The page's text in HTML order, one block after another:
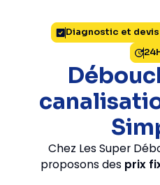
Diagnostic et
Chez Les Super
proposons des prix